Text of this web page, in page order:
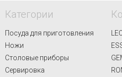
Категории
Посуда для приготовления
Ножи
Столовые приборы
Сервировка